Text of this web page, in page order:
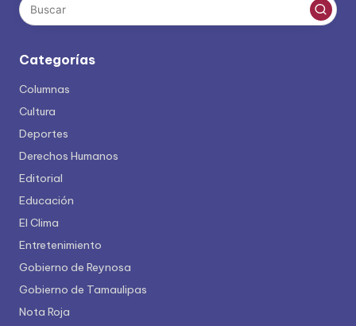
Categorías
Columnas
Cultura
Deportes
Derechos Humanos
Editorial
Educación
El Clima
Entretenimiento
Gobierno de Reynosa
Gobierno de Tamaulipas
Nota Roja